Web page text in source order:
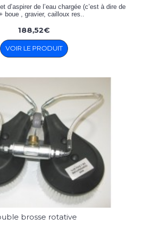
d’aspirer de l’eau chargée (c’est à dire de
+ boue , gravier, cailloux res..
188,52€
VOIR LE PRODUIT
brosse rotative